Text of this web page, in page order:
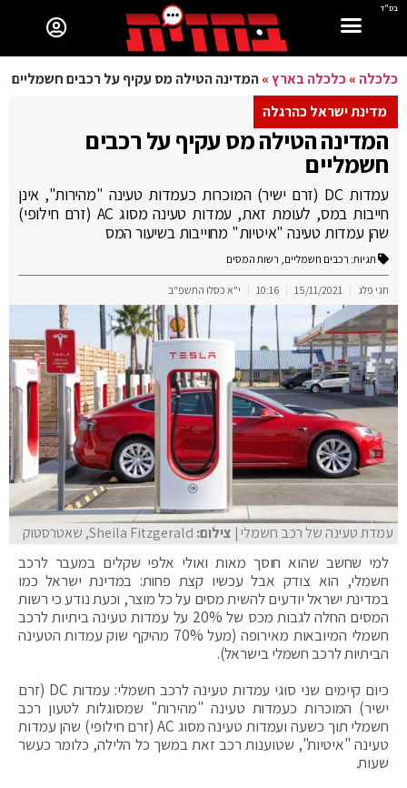
בס"ד
כלכלה »כלכלה בארץ»המדינה הטילה מס עקיף על רכבים חשמליים
מדינת ישראל כהרגלה
המדינה הטילה מס עקיף על רכבים
חשמליים
עמדות DC (זרם ישיר) המוכרות כעמדות טעינה "מהירות", אינן
חייבות במס, לעומת זאת, עמדות טעינה מסוג AC (זרם חילופי)
שהן עמדות טעינה "איטיות" מחוייבות בשיעור המס
תגיות: רכבים חשמליים, רשות המסים
חגי פלג 15/11/2021
10:16 י"א כסלו התשפ"ב
עמדת טעינה של רכב חשמלי| צילום: Sheila Fitzgerald, שאטרסטוק
למי שחשב שהוא חוסך מאות ואולי אלפי שקלים במעבר לרכב
חשמלי, הוא צודק אבל עכשיו קצת פחות: במדינת ישראל כמו
במדינת ישראל יודעים להשית מסים על כל מוצר, וכעת נודע כי רשות
המסים החלה לגבות מכס של 20% על עמדות טעינה ביתיות לרכב
חשמלי המיובאות מאירופה (מעל 70% מהיקף שוק עמדות הטעינה
הביתיות לרכב חשמלי בישראל).
כיום קיימים שני סוגי עמדות טעינה לרכב חשמלי: עמדות DC (זרם
ישיר) המוכרות כעמדות טעינה "מהירות" שמסוגלות לטעון רכב
חשמלי תוך כשעה ועמדות טעינה מסוג AC (זרם חילופי) שהן עמדות
טעינה "איטיות", שטוענות רכב זאת במשך כל הלילה, כלומר כעשר
שעות.